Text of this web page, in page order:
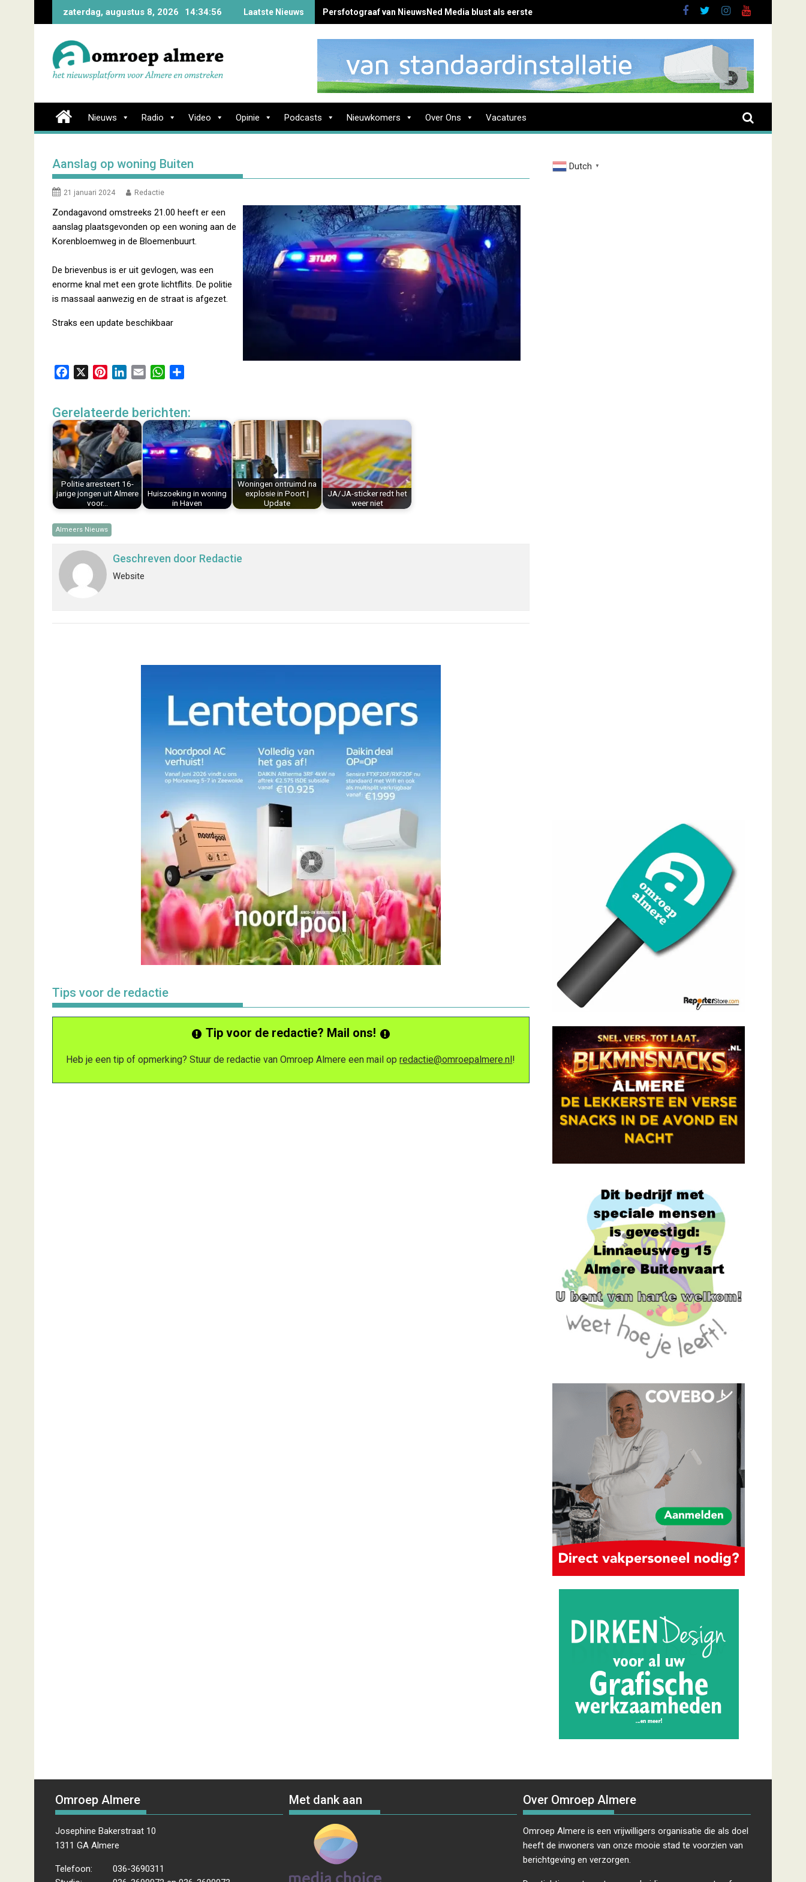
zaterdag, augustus 8, 2026 14:34:57 Laatste Nieuws Persfotograaf van NieuwsNed Media blust als eerste brand Zenderstraat
Nieuws Radio Video Opinie Podcasts Nieuwkomers Over Ons Vacatures
Aanslag op woning Buiten
21 januari 2024 Redactie
Zondagavond omstreeks 21.00 heeft er een
aanslag plaatsgevonden op een woning aan de
Korenbloemweg in de Bloemenbuurt.
De brievenbus is er uit gevlogen, was een
enorme knal met een grote lichtflits. De politie
is massaal aanwezig en de straat is afgezet.
Straks een update beschikbaar
e
b
o
o
k
t
e
r
e
s
t
k
e
d
I
n
i
l
W
t
s
A
p
e
n
Gerelateerde berichten:
Politie arresteert 16-
jarige jongen uit Almere
voor…
Huiszoeking in woning
in Haven
Woningen ontruimd na
explosie in Poort |
Update
JA/JA-sticker redt het
weer niet
Almeers Nieuws
Geschreven door Redactie
Website
Tips voor de redactie
Tip voor de redactie? Mail ons!
Heb je een tip of opmerking? Stuur de redactie van Omroep Almere een mail opredactie@omroepalmere.nl !
Dutch ▼
Omroep Almere
Josephine Bakerstraat 10
1311 GA Almere
Telefoon:
036-3690311
Met dank aan Over Omroep Almere
Omroep Almere is een vrijwilligers organisatie die als doel
heeft de inwoners van onze mooie stad te voorzien van
berichtgeving en verzorgen.